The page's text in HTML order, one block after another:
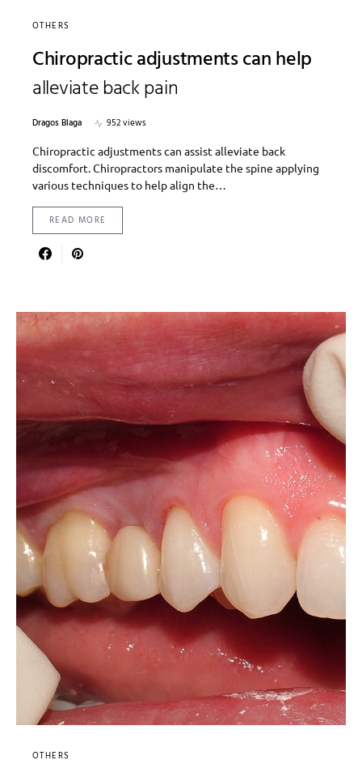
OTHERS
Chiropractic adjustments can help
alleviate back pain
Dragos Blaga
952 views
Chiropractic adjustments can assist alleviate back
discomfort. Chiropractors manipulate the spine applying
various techniques to help align the…
READ MORE
OTHERS